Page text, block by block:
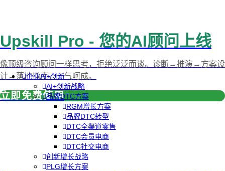
企业AI+创新
AI+创新战略
品牌DTC方案
RGM增长方案
品牌DTC转型
DTC全渠道零售
DTC会员电商
DTC社交电商
创新增长战略
PLG增长方案
Upskill Pro - 您的AI顾问上线
像顶级咨询顾问一样思考，拒绝泛泛而谈。诊断→推演→方案设
计→落地指南，一气呵成。
立即免费使用